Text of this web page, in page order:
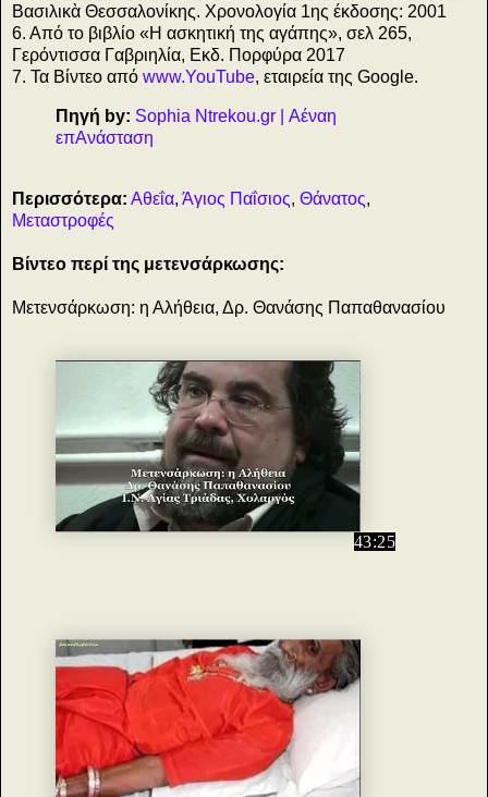
Βασιλικὰ Θεσσαλονίκης. Χρονολογία 1ης έκδοσης: 2001
6. Από το βιβλίο «Η ασκητική της αγάπης», σελ 265,
Γερόντισσα Γαβριηλία, Εκδ. Πορφύρα 2017
7. Τα Βίντεο από www.YouTube, εταιρεία της Google.
Πηγή by: Sophia Ntrekou.gr | Αέναη
επΑνάσταση
Περισσότερα: Αθεΐα, Άγιος Παΐσιος, Θάνατος,
Μεταστροφές
Βίντεο περί της μετενσάρκωσης:
Μετενσάρκωση: η Αλήθεια, Δρ. Θανάσης Παπαθανασίου
43:25